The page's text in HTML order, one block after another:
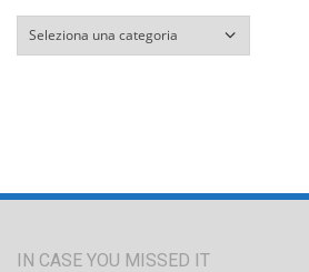
Categorie
IN CASE YOU MISSED IT